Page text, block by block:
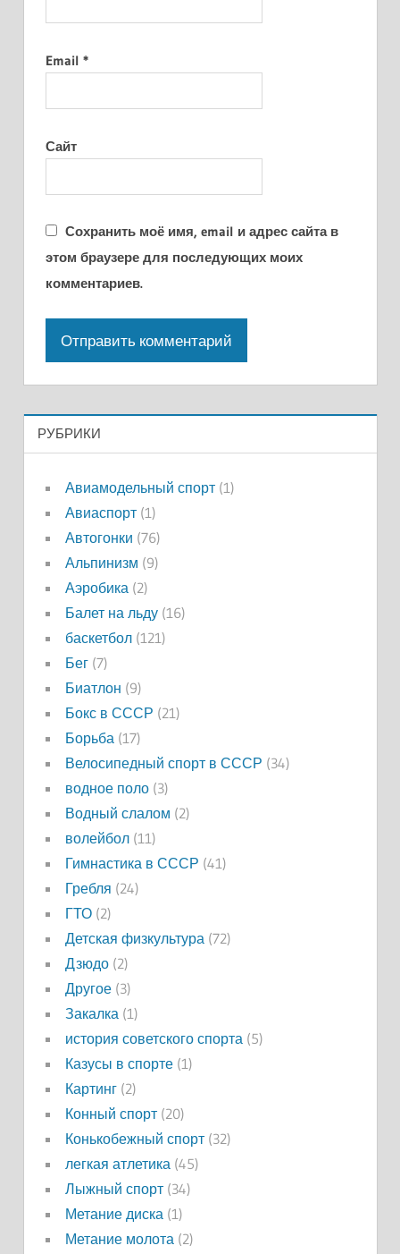
Email *
Сайт
Сохранить моё имя, email и адрес сайта в
этом браузере для последующих моих
комментариев.
РУБРИКИ
Авиамодельный спорт(1)
Авиаспорт(1)
Автогонки (76)
Альпинизм (9)
Аэробика(2)
Балет на льду(16)
баскетбол(121)
Бег(7)
Биатлон (9)
Бокс в СССР (21)
Борьба(17)
Велосипедный спорт в СССР (34)
водное поло(3)
Водный слалом (2)
волейбол(11)
Гимнастика в СССР (41)
Гребля (24)
ГТО(2)
Детская физкультура(72)
Дзюдо(2)
Другое(3)
Закалка(1)
история советского спорта(5)
Казусы в спорте(1)
Картинг(2)
Конный спорт(20)
Конькобежный спорт(32)
легкая атлетика(45)
Лыжный спорт(34)
Метание диска(1)
Метание молота(2)